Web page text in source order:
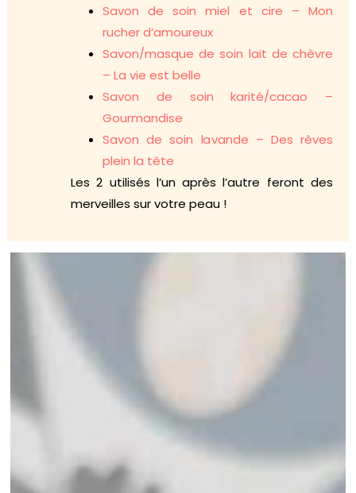
Savon de soin miel et cire – Mon
rucher d’amoureux
Savon/masque de soin lait de chèvre
– La vie est belle
Savon de soin karité/cacao –
Gourmandise
Savon de soin lavande – Des rêves
plein la tête
Les 2 utilisés l’un après l’autre feront des
merveilles sur votre peau !